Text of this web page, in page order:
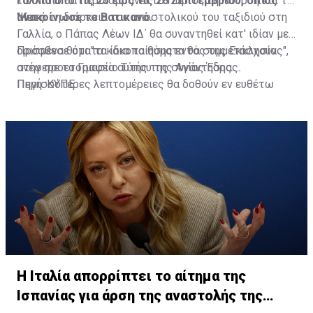
ανακοίνωσε το Βατικανό.
Μετς.
"Κατά τη διάρκεια του αποστολικού του ταξιδιού στη
Γαλλία, ο Πάπας Λέων ΙΔ΄ θα συναντηθεί κατ' ιδίαν με
ορισμένα θύματα κακοποίησης εντός της Εκκλησίας",
ανέφερε το Γραφείο Τύπου της Αγίας Έδρας.
Πρόσθεσε ότι "τα ίδια τα θύματα θα συμμετάσχουν
στην προετοιμασία αυτής της συνάντησης.
Περισσότερες λεπτομέρειες θα δοθούν εν ευθέτω
Πηγή: ΚΥΠΕ
Η Ιταλία απορρίπτει το αίτημα της
Ισπανίας για άρση της αναστολής της